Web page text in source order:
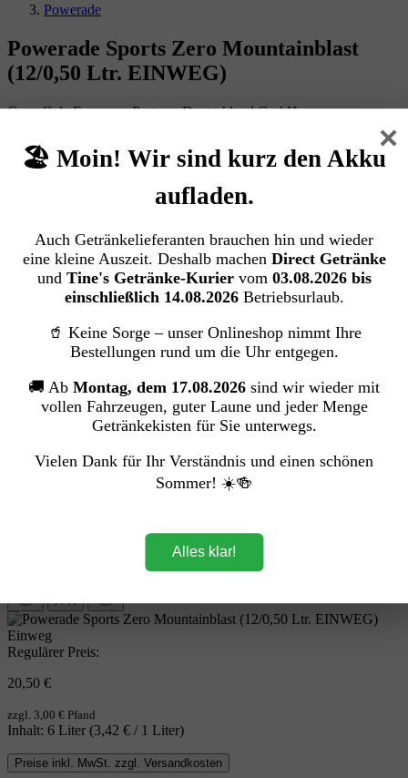
Powerade
Powerade Sports Zero Mountainblast
(12/0,50 Ltr. EINWEG)
Coca-Cola European Partners Deutschland GmbH
Bildergalerie überspringen
Einweg
Regulärer Preis:
20,50 €
zzgl. 3,00 € Pfand
Inhalt: 6 Liter (3,42 € / 1 Liter)
Preise inkl. MwSt. zzgl. Versandkosten
×
🏖️ Moin! Wir sind kurz den Akku
aufladen.
Auch Getränkelieferanten brauchen hin und wieder
eine kleine Auszeit. Deshalb machen Direct Getränke
und Tine's Getränke-Kuriervom 03.08.2026 bis
einschließlich 14.08.2026Betriebsurlaub.
🥤 Keine Sorge – unser Onlineshop nimmt Ihre
Bestellungen rund um die Uhr entgegen.
🚚 Ab Montag, dem 17.08.2026 sind wir wieder mit
vollen Fahrzeugen, guter Laune und jeder Menge
Getränkekisten für Sie unterwegs.
Vielen Dank für Ihr Verständnis und einen schönen
Sommer! ☀️🍻
Alles klar!